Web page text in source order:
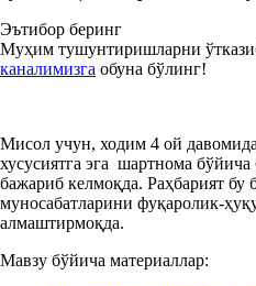
Эътибор беринг
Муҳим тушунтиришларни
каналимизга обуна бўлинг!
Мисол учун, ходим 4 ой
хусусиятга эга шартнома
бажариб келмоқда. Раҳбарият
муносабатларини фуқаролик-
алмаштирмоқда.
Мавзу бўйича материаллар: